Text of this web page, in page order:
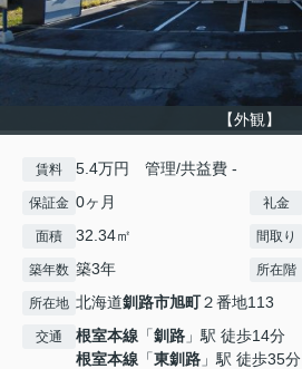
【外観】
賃料 5.4万円 管理/共益費 -
保証金 0ヶ月 礼金
面積 32.34㎡ 間取り
築年数 築3年 所在階
所在地 北海道釧路市旭町２番地113
交通 根室本線 「釧路 」駅 徒歩14分
根室本線 「東釧路 」駅 徒歩35分